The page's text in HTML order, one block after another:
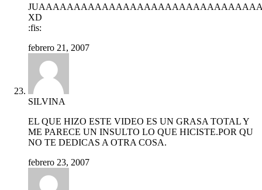
XD
:fis:
febrero 21, 2007
SILVINA
EL QUE HIZO ESTE VIDEO ES UN GRASA TOTAL Y
ME PARECE UN INSULTO LO QUE HICISTE.POR QU
NO TE DEDICAS A OTRA COSA.
febrero 23, 2007